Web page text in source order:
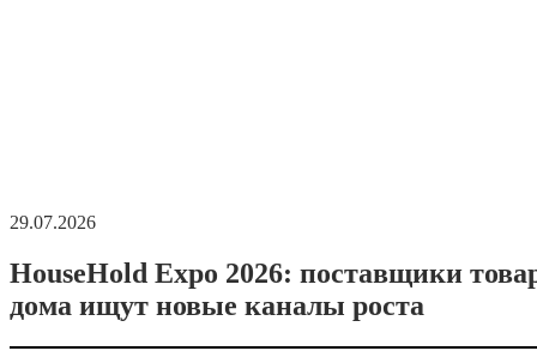
29.07.2026
HouseHold Expo 2026: поставщики
дома ищут новые каналы роста